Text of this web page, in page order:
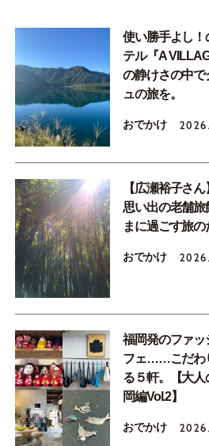
使い勝手よし
テル『A
の静けさの中
ュの旅を。
おでかけ
【広瀬裕子さ
思い出の老舗旅
まに過ごす旅の
おでかけ
福岡発のファ
フェ……こだわ
る５軒。【大
岡編Vol.2】
おでかけ